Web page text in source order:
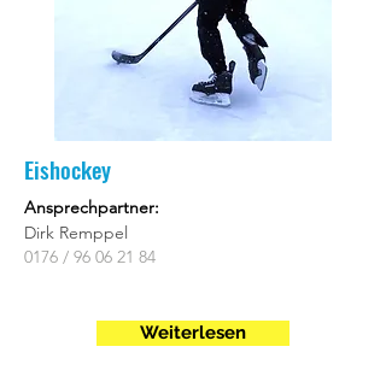
Eishockey
Ansprechpartner:
Dirk Remppel
0176 / 96 06 21 84
Weiterlesen